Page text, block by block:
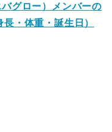
グロー）メンバーの
・体重・誕生日）